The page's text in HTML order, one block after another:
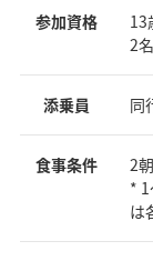
参加資格
13
2
添乗員 同
食事条件
2
*
は